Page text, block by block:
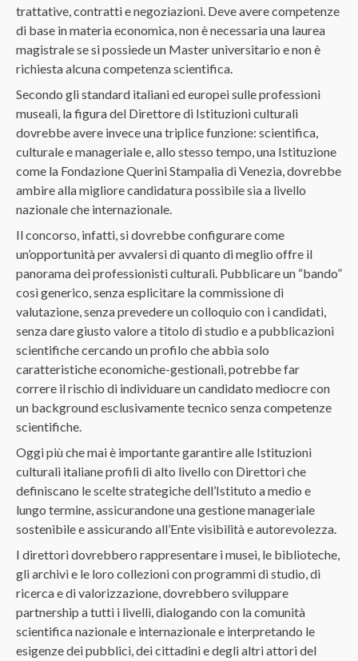
trattative, contratti e negoziazioni. Deve avere competenze
di base in materia economica, non è necessaria una laurea
magistrale se si possiede un Master universitario e non è
richiesta alcuna competenza scientifica.
Secondo gli standard italiani ed europei sulle professioni
museali, la figura del Direttore di Istituzioni culturali
dovrebbe avere invece una triplice funzione: scientifica,
culturale e manageriale e, allo stesso tempo, una Istituzione
come la Fondazione Querini Stampalia di Venezia, dovrebbe
ambire alla migliore candidatura possibile sia a livello
nazionale che internazionale.
Il concorso, infatti, si dovrebbe configurare come
un’opportunità per avvalersi di quanto di meglio offre il
panorama dei professionisti culturali. Pubblicare un “bando”
così generico, senza esplicitare la commissione di
valutazione, senza prevedere un colloquio con i candidati,
senza dare giusto valore a titolo di studio e a pubblicazioni
scientifiche cercando un profilo che abbia solo
caratteristiche economiche-gestionali, potrebbe far
correre il rischio di individuare un candidato mediocre con
un background esclusivamente tecnico senza competenze
scientifiche.
Oggi più che mai è importante garantire alle Istituzioni
culturali italiane profili di alto livello con Direttori che
definiscano le scelte strategiche dell’Istituto a medio e
lungo termine, assicurandone una gestione manageriale
sostenibile e assicurando all’Ente visibilità e autorevolezza.
I direttori dovrebbero rappresentare i musei, le biblioteche,
gli archivi e le loro collezioni con programmi di studio, di
ricerca e di valorizzazione, dovrebbero sviluppare
partnership a tutti i livelli, dialogando con la comunità
scientifica nazionale e internazionale e interpretando le
esigenze dei pubblici, dei cittadini e degli altri attori del